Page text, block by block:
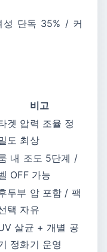
성 단독 35% / 커
비고
겟 압력 조율 정
도 최상
내 조도 5단계 /
OFF 가능
두부 압 포함 / 팩
택 자유
살균 + 개별 공
정화기 운영